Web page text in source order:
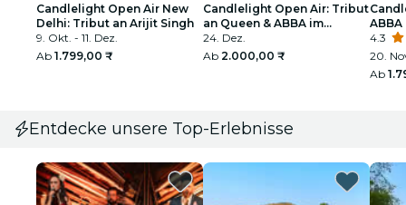
Candlelight Open Air New
Delhi: Tribut an Arijit Singh
9. Okt. - 11. Dez.
Ab 1.799,00 ₹
Candlelight Open Air: Tribut
an Queen & ABBA im
Travancore Palace
24. Dez.
Ab 2.000,00 ₹
4.3
20.
Ab
Entdecke unsere Top-Erlebnisse